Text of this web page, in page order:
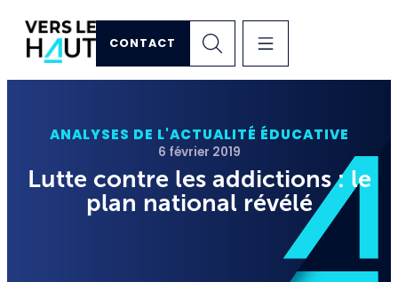
CONTACT
ANALYSES DE L'ACTUALITÉ ÉDUCATIVE
6 février 2019
Lutte contre les addictions : le
plan national révélé